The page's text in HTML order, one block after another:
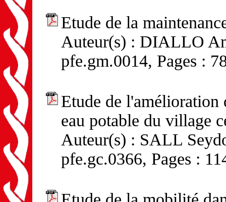
Etude de la
Auteur(s) : DIALLO
pfe.gm.0014, Pages :
Etude de l'amélioration
eau potable du village
Auteur(s) : SALL
pfe.gc.0366, Pages :